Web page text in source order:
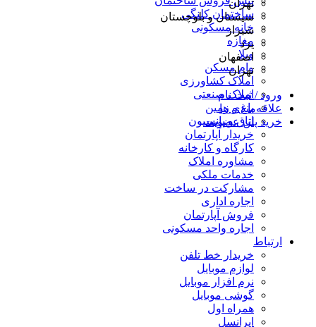
ساختمان کلنگی
خانه مسکونی
مغازه
ویلا
وام مسکن
املاک کشاورزی
املاک صنعتی
باغ و زمین
اتاق و پانسیون
خریدار آپارتمان
کارگاه و کارخانه
مشاوره املاک
خدمات ملکی
مشارکت در ساخت
اجاره اداری
فروش آپارتمان
اجاره واحد مسکونی
ارتباط
خریدار خط تلفن
لوازم موبایل
نرم افزار موبایل
گوشی موبایل
همراه اول
ایرانسل
تهران
سیستان و بلوچستان
شیراز
یزد
اصفهان
تهران
ورود / ثبت نام
علاقه‌مندی ها
خرید پلن عضویت